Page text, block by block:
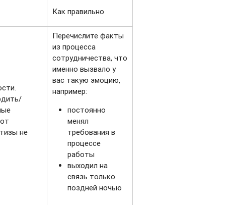
Как правильно
не
Перечислите факты
из процесса
сотрудничества, что
именно вызвало у
вас такую эмоцию,
например:
постоянно
менял
требования в
процессе
работы
выходил на
связь только
поздней ночью